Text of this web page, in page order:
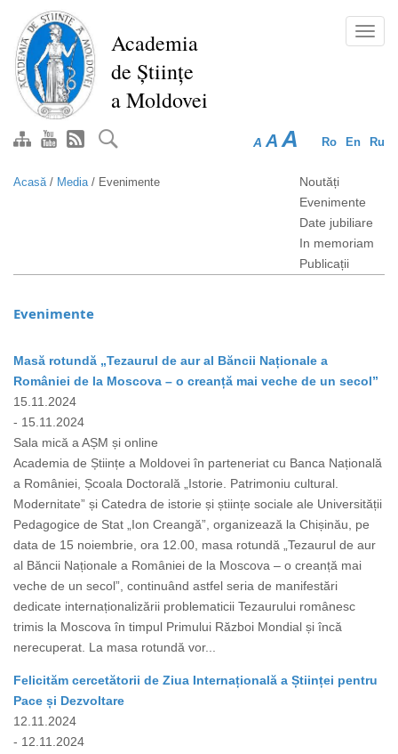
conţinutul
principal
Academia
de Științe
a Moldovei
Ro En Ru
A A A
Acasă/ Media/ Evenimente
Noutăți
Evenimente
Date jubiliare
In memoriam
Publicații
Evenimente
Masă rotundă „Tezaurul de aur al Băncii Naționale a
României de la Moscova – o creanță mai veche de un secol”
15.11.2024
- 15.11.2024
Sala mică a AȘM și online
Academia de Științe a Moldovei în parteneriat cu Banca Națională
a României, Școala Doctorală „Istorie. Patrimoniu cultural.
Modernitate” și Catedra de istorie și științe sociale ale Universității
Pedagogice de Stat „Ion Creangă”, organizează la Chișinău, pe
data de 15 noiembrie, ora 12.00, masa rotundă „Tezaurul de aur
al Băncii Naționale a României de la Moscova – o creanță mai
veche de un secol”, continuând astfel seria de manifestări
dedicate internaționalizării problematicii Tezaurului românesc
trimis la Moscova în timpul Primului Război Mondial și încă
nerecuperat. La masa rotundă vor...
Felicităm cercetătorii de Ziua Internațională a Științei pentru
Pace și Dezvoltare
12.11.2024
- 12.11.2024